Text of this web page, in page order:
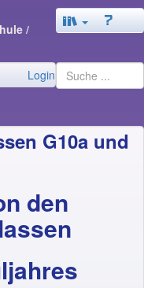
/
Login
G10a und
den